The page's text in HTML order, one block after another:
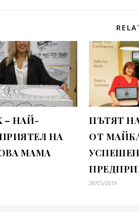
– НАЙ-
НА
МАМА
ПЪТЯТ
ОТ
УСПЕШЕН
28/05/2019